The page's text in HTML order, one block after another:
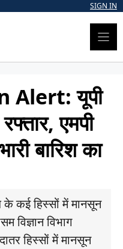
SIGN IN
Alert: यूपी
एमपी
बारिश का
कई हिस्सों में मानसून
विज्ञान विभाग
हिस्सों में मानसून